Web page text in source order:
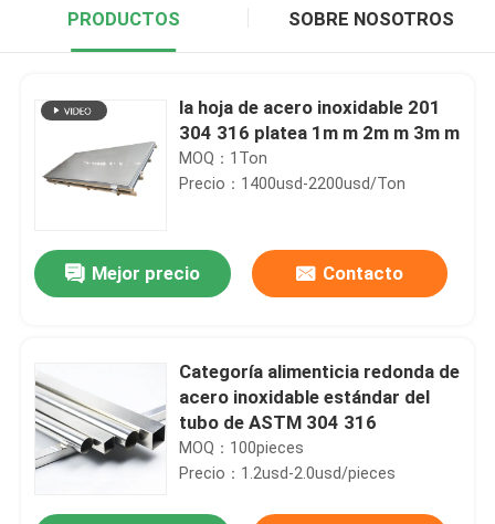
PRODUCTOS SOBRE NOSOTROS
la hoja de acero inoxidable 201
304 316 platea 1m m 2m m 3m m
MOQ：1Ton
Precio：1400usd-2200usd/Ton
Mejor precio Contacto
Categoría alimenticia redonda de
acero inoxidable estándar del
tubo de ASTM 304 316
MOQ：100pieces
Precio：1.2usd-2.0usd/pieces